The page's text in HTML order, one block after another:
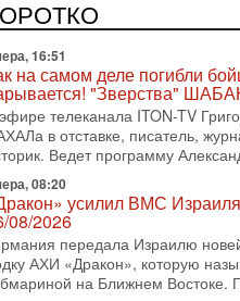
АХИ «Дракон» (Drakon),
субмариной в истории
16:51
на самом деле погибли
"Зверства"
телеканала ITON-TV
в отставке, писатель,
Ведет программу
08:20
усилил ВМС
08/2026
передала Израилю
АХИ «Дракон», которую
на Ближнем Востоке.